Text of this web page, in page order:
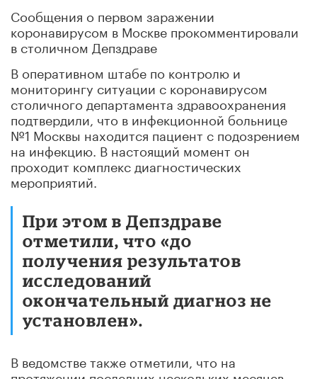
Сообщения о первом заражении
коронавирусом в Москве прокомментировали
в столичном Депздраве
В оперативном штабе по контролю и
мониторингу ситуации с коронавирусом
столичного департамента здравоохранения
подтвердили, что в инфекционной больнице
№1 Москвы находится пациент с подозрением
на инфекцию. В настоящий момент он
проходит комплекс диагностических
мероприятий.
При этом в Депздраве
отметили, что «до
получения результатов
исследований
окончательный диагноз не
установлен».
В ведомстве также отметили, что на